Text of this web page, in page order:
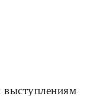
выступлениям